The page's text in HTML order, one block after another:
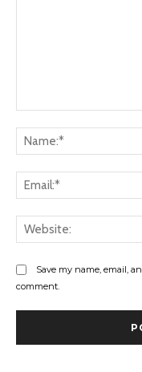
Save my name, email,
comment.